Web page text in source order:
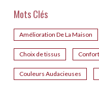
Mots Clés
Amélioration De La Maison
Choix de tissus Confort
Couleurs Audacieuses